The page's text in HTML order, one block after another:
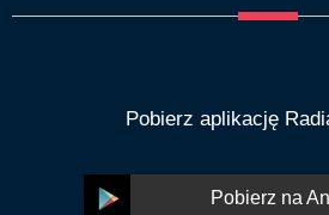
Pobierz aplikację
Pobierz na